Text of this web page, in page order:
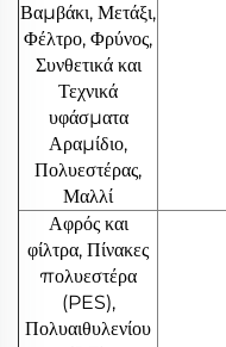
Βαμβάκι, Μετάξι,
Φέλτρο, Φρύνος,
Συνθετικά και
Τεχνικά
υφάσματα
Αραμίδιο,
Πολυεστέρας,
Μαλλί
Αφρός και
φίλτρα, Πίνακες
πολυεστέρα
(PES),
Πολυαιθυλενίου